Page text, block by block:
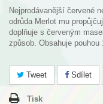
Nejprodávanější červené
odrůda Merlot mu
doplňuje s červeným
způsob. Obsahuje
Tweet Sdílet
Tisk